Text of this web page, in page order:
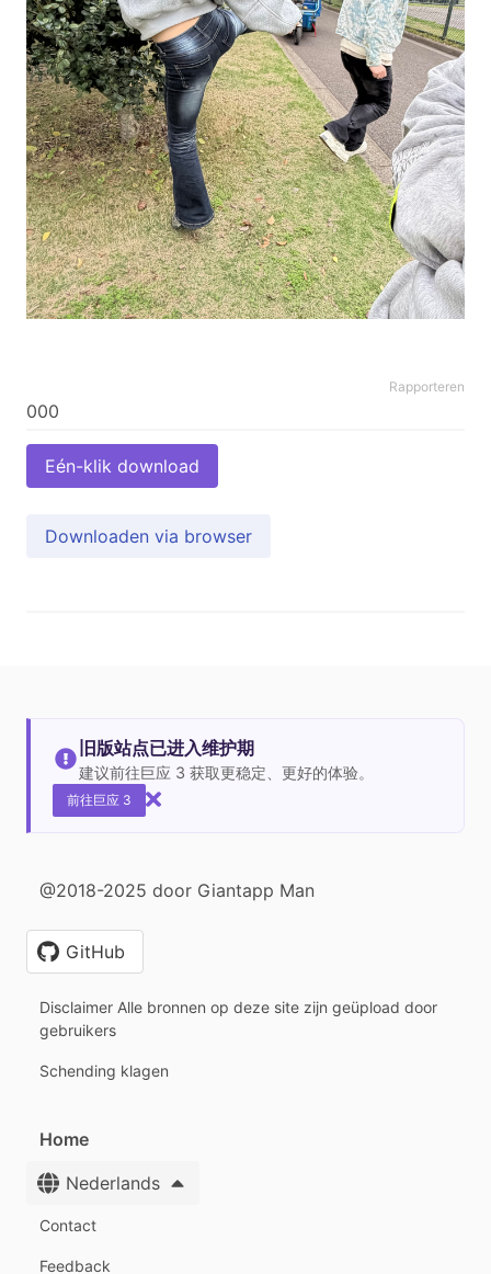
Rapporteren
Eén-klik download
Downloaden via browser
旧版站点已进入维护期
建议前往巨应 3 获取更稳定、更好的体验。
前往巨应 3
@2018-2025 door Giantapp Man
GitHub
Disclaimer Alle bronnen op deze site zijn geüpload door
gebruikers
Schending klagen
Home
Nederlands
Contact
Feedback